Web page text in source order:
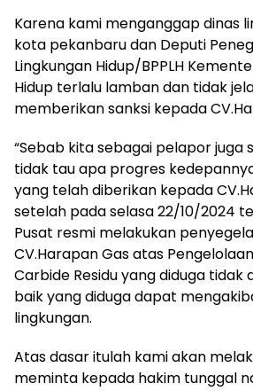
Karena kami menganggap dinas
kota pekanbaru dan Deputi
Lingkungan Hidup/BPPLH
Hidup terlalu lamban dan tidak
memberikan sanksi kepada
“Sebab kita sebagai pelapor juga
tidak tau apa progres
yang telah diberikan kepada
setelah pada selasa 22/10/2024
Pusat resmi melakukan
CV.Harapan Gas atas
Carbide Residu yang diduga tidak
baik yang diduga dapat
lingkungan.
Atas dasar itulah kami akan
meminta kepada hakim tunggal